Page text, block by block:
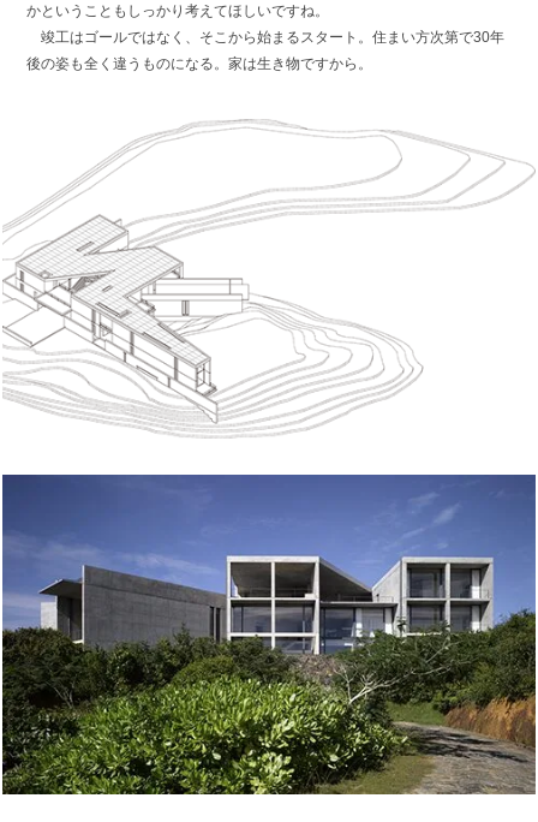
かということもしっかり考えてほしいですね。
竣工はゴールではなく、そこから始まるスタート。住まい方次第で30年
後の姿も全く違うものになる。家は生き物ですから。